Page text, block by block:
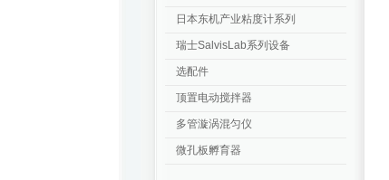
日本东机产业粘度计系列
瑞士SalvisLab系列设备
选配件
顶置电动搅拌器
多管漩涡混匀仪
微孔板孵育器